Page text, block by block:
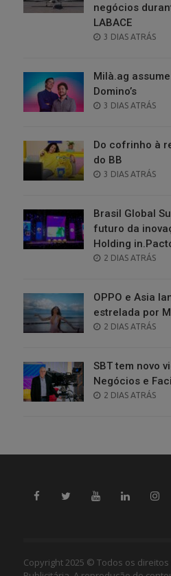
negócios
LABACE
POSTED
3 DIAS ATRÁS
Milà.ag
Domino’s
POSTED
3 DIAS ATRÁS
Do cofrinho à
do BB
POSTED
3 DIAS ATRÁS
Brasil Global
futuro da
Holding
POSTED
2 DIAS ATRÁS
OPPO e Asia
estrelada por
POSTED
2 DIAS ATRÁS
SBT tem novo
Negócios e
POSTED
2 DIAS ATRÁS
Copyright 2025 © Todos os